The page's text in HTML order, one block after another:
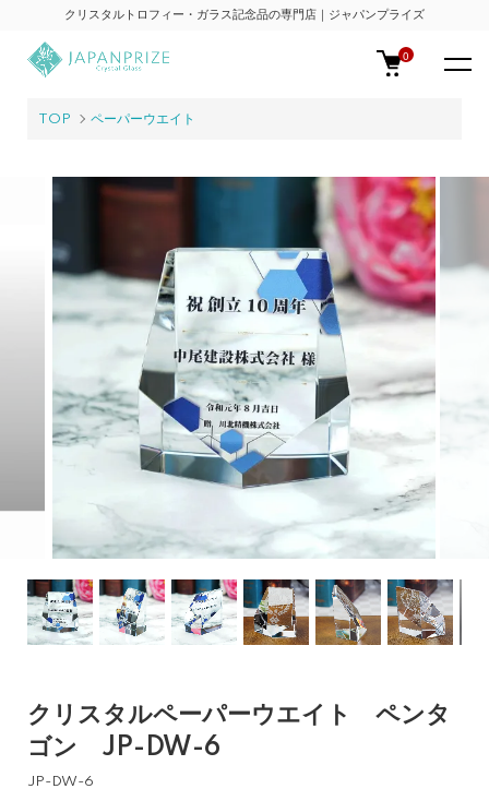
クリスタルトロフィー・ガラス記念品の専門店｜ジャパンプライズ
0
TOP ペーパーウエイト
クリスタルペーパーウエイト ペンタ
ゴン JP-DW-6
JP-DW-6